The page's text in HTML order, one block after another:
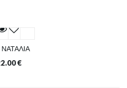
ΝΑΤΑΛΙΑ
€